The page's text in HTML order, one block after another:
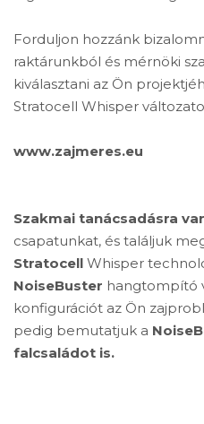
Forduljon hozzánk
raktárunkból és mérnöki
kiválasztani az Ön
Stratocell Whisper
www.zajmeres.eu
Szakmai tanácsadásra
csapatunkat, és találjuk
Stratocell Whisper
NoiseBuster hangtompító
konfigurációt az Ön
pedig bemutatjuk a
falcsaládot is.